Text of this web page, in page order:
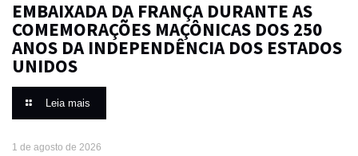
EMBAIXADA DA FRANÇA DURANTE AS
COMEMORAÇÕES MAÇÔNICAS DOS 250
ANOS DA INDEPENDÊNCIA DOS ESTADOS
UNIDOS
Leia mais
1 de agosto de 2026